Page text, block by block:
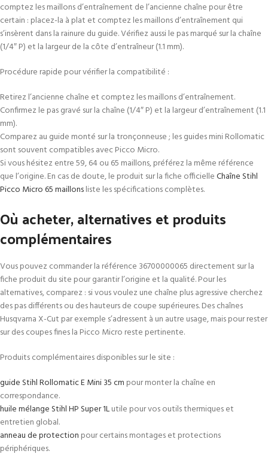
comptez les maillons d’entraînement de l’ancienne chaîne pour être
certain : placez-la à plat et comptez les maillons d’entraînement qui
s’insèrent dans la rainure du guide. Vérifiez aussi le pas marqué sur la chaîne
(1/4″ P) et la largeur de la côte d’entraîneur (1.1 mm).
Procédure rapide pour vérifier la compatibilité :
Retirez l’ancienne chaîne et comptez les maillons d’entraînement.
Confirmez le pas gravé sur la chaîne (1/4″ P) et la largeur d’entraînement (1.1
mm).
Comparez au guide monté sur la tronçonneuse ; les guides mini Rollomatic
sont souvent compatibles avec Picco Micro.
Si vous hésitez entre 59, 64 ou 65 maillons, préférez la même référence
que l’origine. En cas de doute, le produit sur la fiche officielleChaîne Stihl
Picco Micro 65 maillonsliste les spécifications complètes.
Où acheter, alternatives et produits
complémentaires
Vous pouvez commander la référence 36700000065 directement sur la
fiche produit du site pour garantir l’origine et la qualité. Pour les
alternatives, comparez : si vous voulez une chaîne plus agressive cherchez
des pas différents ou des hauteurs de coupe supérieures. Des chaînes
Husqvarna X-Cut par exemple s’adressent à un autre usage, mais pour rester
sur des coupes fines la Picco Micro reste pertinente.
Produits complémentaires disponibles sur le site :
guide Stihl Rollomatic E Mini 35 cm pour monter la chaîne en
correspondance.
huile mélange Stihl HP Super 1Lutile pour vos outils thermiques et
entretien global.
anneau de protection pour certains montages et protections
périphériques.